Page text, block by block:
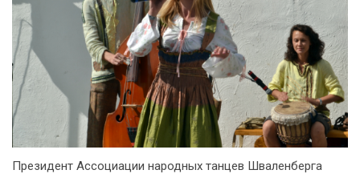
Президент Ассоциации народных танцев Шваленберга